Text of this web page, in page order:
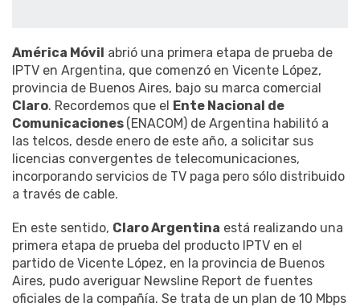
América Móvil abrió una primera etapa de prueba de
IPTV en Argentina, que comenzó en Vicente López,
provincia de Buenos Aires, bajo su marca comercial
Claro. Recordemos que el Ente Nacional de
Comunicaciones (ENACOM) de Argentina habilitó a
las telcos, desde enero de este año, a solicitar sus
licencias convergentes de telecomunicaciones,
incorporando servicios de TV paga pero sólo distribuido
a través de cable.
En este sentido, Claro Argentina está realizando una
primera etapa de prueba del producto IPTV en el
partido de Vicente López, en la provincia de Buenos
Aires, pudo averiguar Newsline Report de fuentes
oficiales de la compañía. Se trata de un plan de 10 Mbps